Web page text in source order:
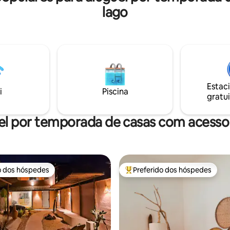
cafés, bares, lojas,
na Rua Farme de Amoedo.
Privacidade + Internet de Alta
500 Mbps com Fibra Ótica + Ar-
lago
Piscina
por temporada de casas com
dos hóspedes
dos hóspedes Entre os melhores preferidos
Preferido dos hóspedes